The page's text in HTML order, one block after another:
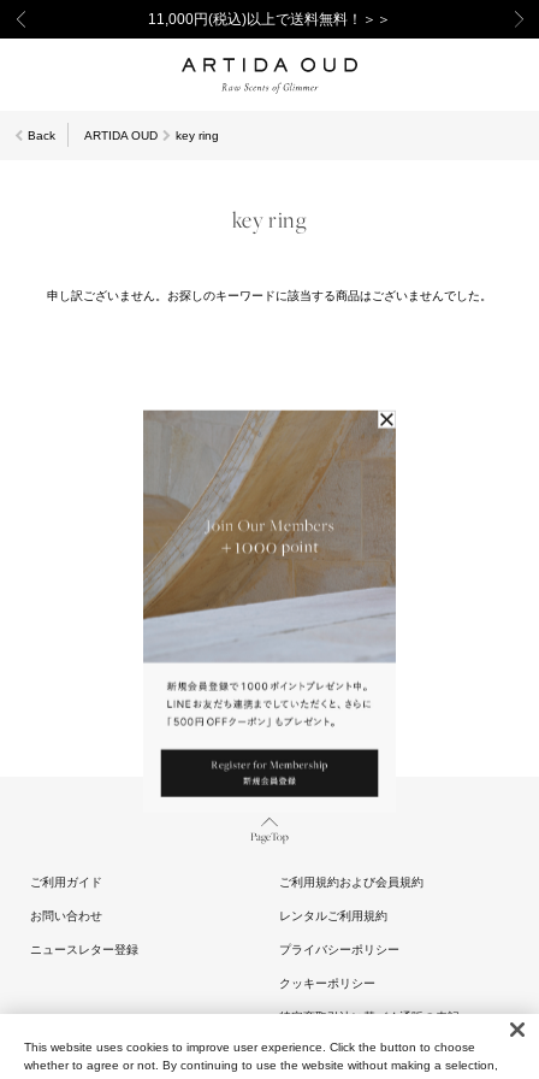
11,000円(税込)以上で送料無料！＞＞
Back ARTIDA OUD key ring
key ring
申し訳ございません。お探しのキーワードに該当する商品はございませんでした。
You May Also Like
Page Top
ご利用ガイド
お問い合わせ
ニュースレター登録
ご利用規約および会員規約
レンタルご利用規約
プライバシーポリシー
クッキーポリシー
特定商取引法に基づく通販の表記
This website uses cookies to improve user experience. Click the button to choose
whether to agree or not. By continuing to use the website without making a selection,